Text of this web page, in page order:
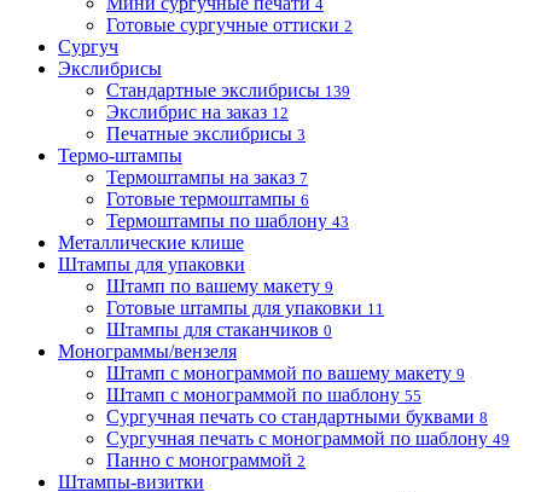
4
Готовые сургучные оттиски 2
Сургуч
Экслибрисы
Стандартные экслибрисы 139
Экслибрис на заказ 12
Печатные экслибрисы 3
Термо-штампы
Термоштампы на заказ 7
Готовые термоштампы 6
Термоштампы по шаблону 43
Металлические клише
Штампы для упаковки
Штамп по вашему макету 9
Готовые штампы для упаковки 11
Штампы для стаканчиков 0
Монограммы/вензеля
Штамп с монограммой по вашему макету 9
Штамп с монограммой по шаблону 55
Сургучная печать со стандартными буквами 8
Сургучная печать с монограммой по шаблону 49
Панно с монограммой 2
Штампы-визитки